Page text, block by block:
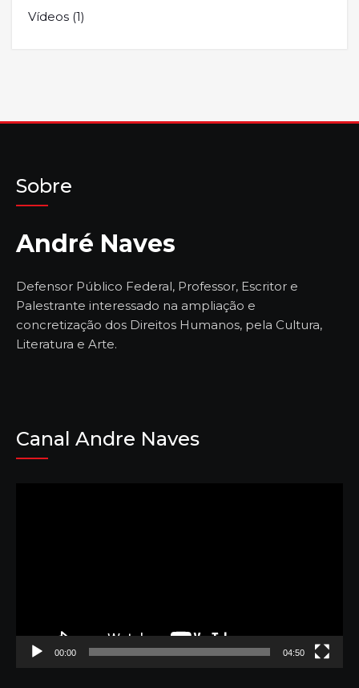
Vídeos (1)
Sobre
André Naves
Defensor Público Federal, Professor, Escritor e
Palestrante interessado na ampliação e
concretização dos Direitos Humanos, pela Cultura,
Literatura e Arte.
Canal Andre Naves
00:00 04:50